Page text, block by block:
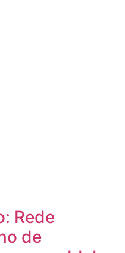
Rede
de